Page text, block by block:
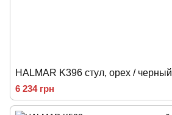
HALMAR K396 стул, орех / черный
6 234 грн